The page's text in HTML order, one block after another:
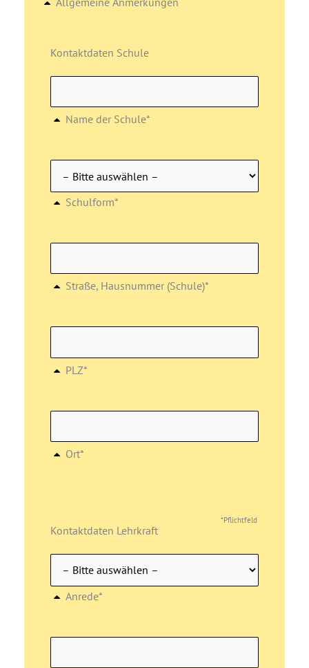
Kontaktdaten Schule
Name der Schule*
Schulform*
Straße, Hausnummer (Schule)*
PLZ*
Ort*
*Pflichtfeld
Kontaktdaten Lehrkraft
Anrede*